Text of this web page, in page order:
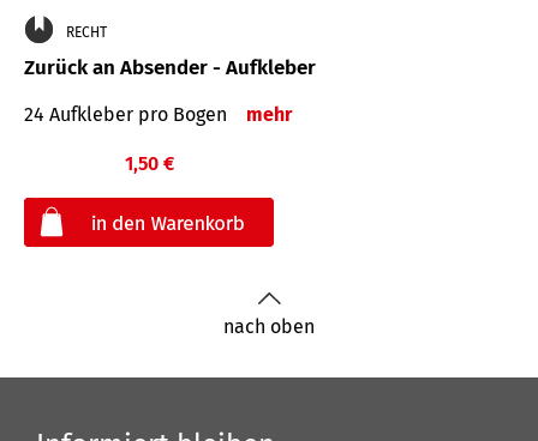
RECHT
Zurück an Absender - Aufkleber
24 Aufkleber pro Bogen mehr
1,50 €
nach oben